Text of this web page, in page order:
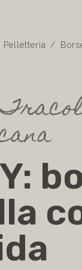
Pelletteria